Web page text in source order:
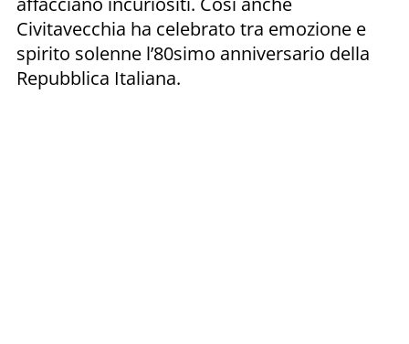
Civitavecchia ha celebrato tra emozione e
spirito solenne l’80simo anniversario della
Repubblica Italiana.